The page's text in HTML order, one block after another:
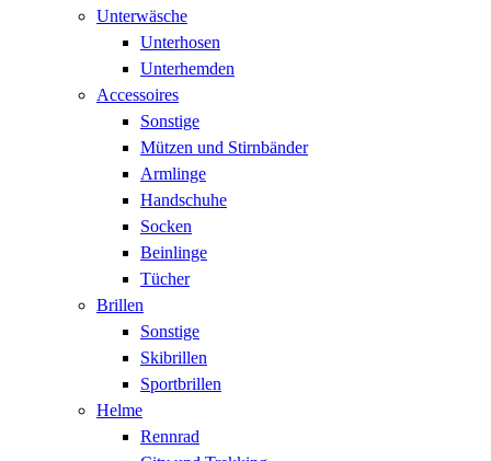
Unterwäsche
Unterhosen
Unterhemden
Accessoires
Sonstige
Mützen und Stirnbänder
Armlinge
Handschuhe
Socken
Beinlinge
Tücher
Brillen
Sonstige
Skibrillen
Sportbrillen
Helme
Rennrad